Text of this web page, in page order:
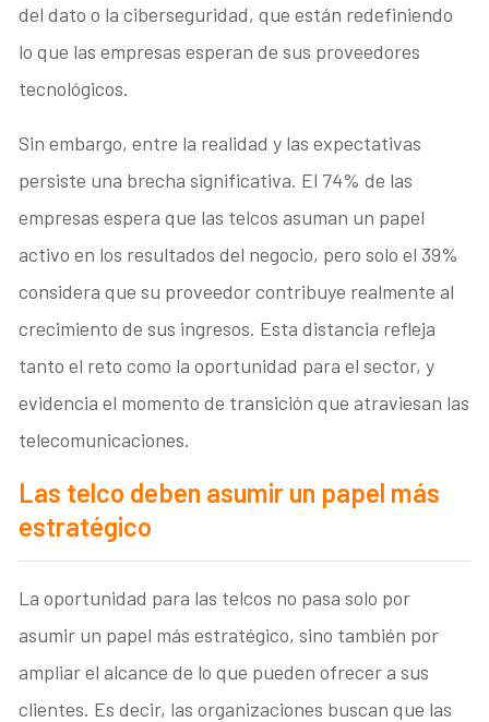
del dato o la ciberseguridad, que están redefiniendo
lo que las empresas esperan de sus proveedores
tecnológicos.
Sin embargo, entre la realidad y las expectativas
persiste una brecha significativa. El 74% de las
empresas espera que las telcos asuman un papel
activo en los resultados del negocio, pero solo el 39%
considera que su proveedor contribuye realmente al
crecimiento de sus ingresos. Esta distancia refleja
tanto el reto como la oportunidad para el sector, y
evidencia el momento de transición que atraviesan las
telecomunicaciones.
Las telco deben asumir un papel más
estratégico
La oportunidad para las telcos no pasa solo por
asumir un papel más estratégico, sino también por
ampliar el alcance de lo que pueden ofrecer a sus
clientes. Es decir, las organizaciones buscan que las